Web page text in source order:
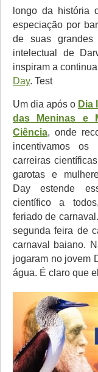
longo da história
especiação por
de suas grandes
intelectual de
inspiram a
Day. Test
Um dia após o Dia
das Meninas e
Ciência, onde
incentivamos os
carreiras
garotas e
Day estende
científico a
feriado de
segunda feira de
carnaval baiano.
jogaram no jovem
água. É claro que